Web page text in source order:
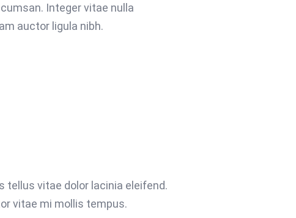
Integer vitae nulla
auctor ligula nibh.
tellus vitae dolor lacinia eleifend.
vitae mi mollis tempus.